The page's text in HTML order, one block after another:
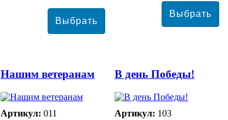
Нашим ветеранам
Артикул: 011
В день Победы!
Артикул: 103